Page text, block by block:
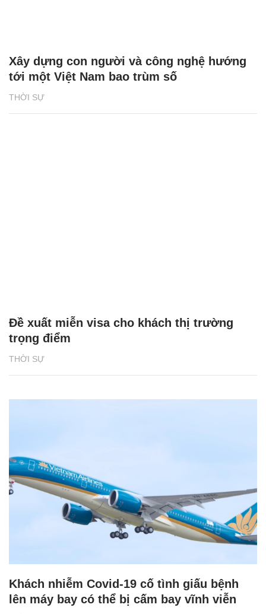
THỜI SỰ
Xây dựng con người và công nghệ hướng
tới một Việt Nam bao trùm số
THỜI SỰ
Đề xuất miễn visa cho khách thị trường
trọng điểm
Khách nhiễm Covid-19 cố tình giấu bệnh
lên máy bay có thể bị cấm bay vĩnh viễn